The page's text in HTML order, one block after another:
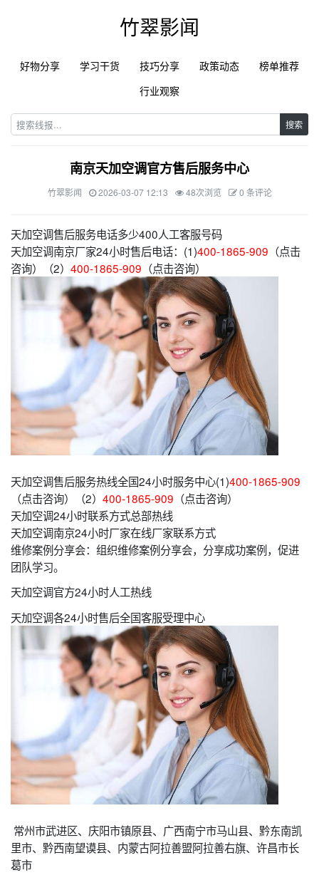
竹翠影闻
好物分享 学习干货 技巧分享 政策动态
榜单推荐
行业观察
搜索
南京天加空调官方售后服务中心
竹翠影闻 2026-03-07 12:13 48次浏览 0 条评论
天加空调售后服务电话多少400人工客服号码
天加空调南京厂家24小时售后电话：(1)400-1865-909 （点击
咨询）（2） 400-1865-909 （点击咨询）
天加空调售后服务热线全国24小时服务中心(1)400-1865-909
（点击咨询）（2） 400-1865-909 （点击咨询）
天加空调24小时联系方式总部热线
天加空调南京24小时厂家在线厂家联系方式
维修案例分享会：组织维修案例分享会，分享成功案例，促进
团队学习。
天加空调官方24小时人工热线
天加空调各24小时售后全国客服受理中心
常州市武进区、庆阳市镇原县、广西南宁市马山县、黔东南凯
里市、黔西南望谟县、内蒙古阿拉善盟阿拉善右旗、许昌市长
葛市